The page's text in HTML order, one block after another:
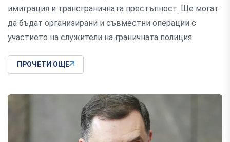
имиграция и трансграничната престъпност. Ще могат
да бъдат организирани и съвместни операции с
участието на служители на граничната полиция.
ПРОЧЕТИ ОЩЕ